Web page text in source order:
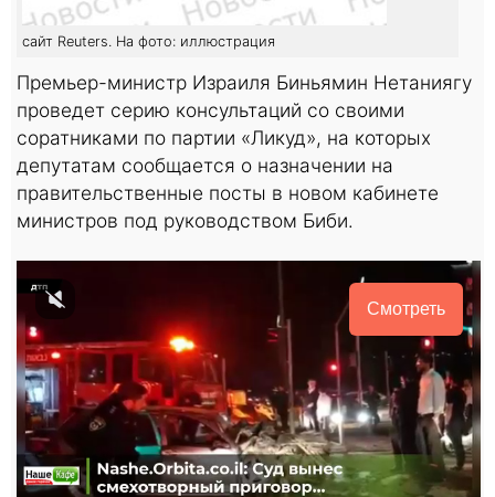
сайт Reuters. На фото: иллюстрация
Премьер-министр Израиля Биньямин Нетаниягу
проведет серию консультаций со своими
соратниками по партии «Ликуд», на которых
депутатам сообщается о назначении на
правительственные посты в новом кабинете
министров под руководством Биби.
Смотреть